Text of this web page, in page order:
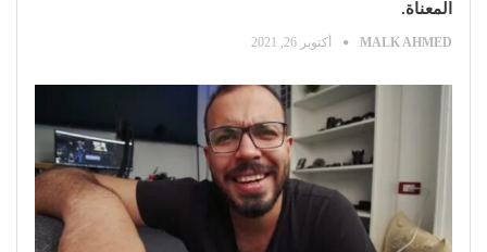
المعناة.
MALK AHMED أكتوبر 26, 2021